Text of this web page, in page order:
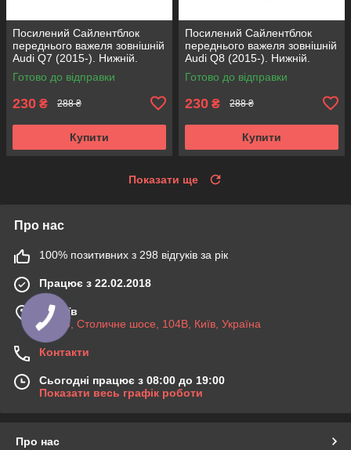
Посилений Сайлентблок
переднього важеля зовнішній
Audi Q7 (2015-). Нижній.
КОРЕЯ Acsuss! FE175192 ,
VKDS331087
Готово до відправки
230 ₴ 288 ₴
Купити
Посилений Сайлентблок
переднього важеля зовнішній
Audi Q8 (2015-). Нижній.
КОРЕЯ Acsuss! FE175192 ,
VKDS331087
Готово до відправки
230 ₴ 288 ₴
Купити
Показати ще
Про нас
100% позитивних з 298 відгуків за рік
Працює з 22.02.2018
м. Київ
03045, Столичне шосе, 104B, Київ, Україна
Контакти
Сьогодні працює з 08:00 до 19:00
Показати весь графік роботи
Про нас